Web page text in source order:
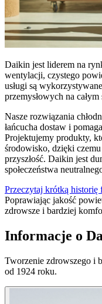
Daikin jest liderem na
wentylacji, czystego
usługi są
przemysłowych na całym
Nasze rozwiązania
łańcucha dostaw i
Projektujemy produkty,
środowisko, dzięki
przyszłość. Daikin jest
społeczeństwa
Przeczytaj krótką
Poprawiając jakość
zdrowsze i bardziej
Informacje o
Tworzenie zdrowszego i
od 1924 roku.